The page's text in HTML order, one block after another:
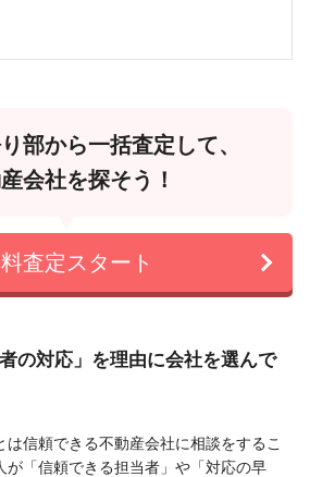
部から一括査定して、
会社を探そう！
査定スタート
の対応」を理由に会社を選んで
信頼できる不動産会社に相談をするこ
が「信頼できる担当者」や「対応の早